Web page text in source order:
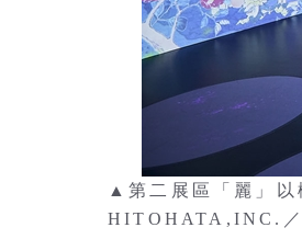
▲第二展區「麗」
HITOHATA,INC.／